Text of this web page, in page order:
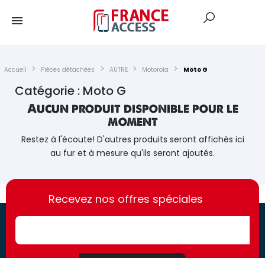
Accueil Pièces détachées AUTRE Motorola Moto G
Catégorie : Moto G
Aucun produit disponible pour le
moment
Restez à l'écoute! D'autres produits seront affichés ici
au fur et à mesure qu'ils seront ajoutés.
https://france-
access.fr
https://france-
access.fr
Recevez nos offres spéciales